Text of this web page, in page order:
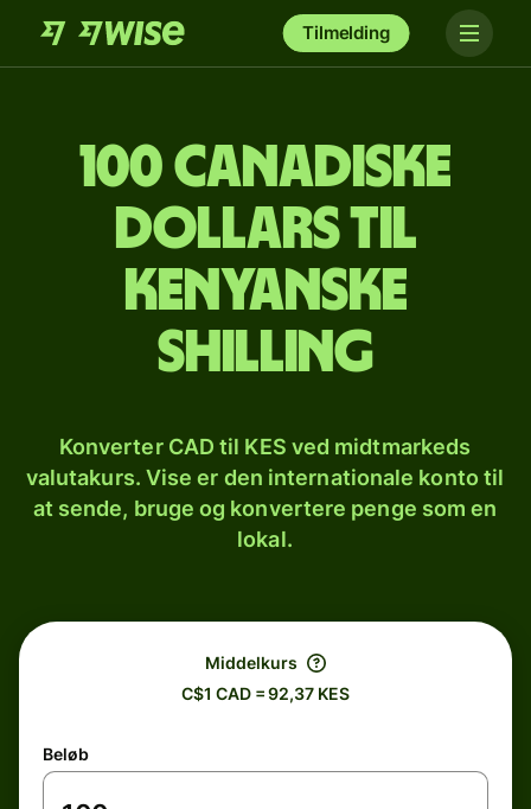
Tilmelding
100 canadiske
dollars til
kenyanske
shilling
Konverter CAD til KES ved midtmarkeds
valutakurs. Vise er den internationale konto til
at sende, bruge og konvertere penge som en
lokal.
Middelkurs
C$1 CAD = 92,37 KES
Beløb